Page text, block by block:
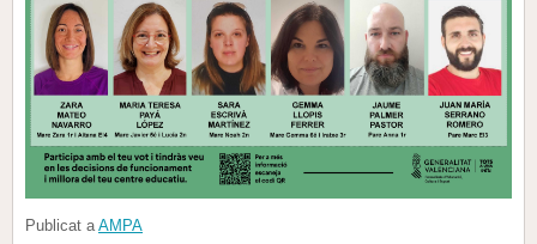
Publicat a AMPA